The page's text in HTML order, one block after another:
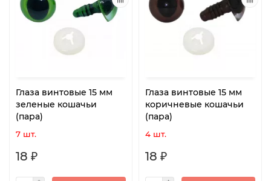
Глаза винтовые 15 мм
зеленые кошачьи
(пара)
7 шт.
18 ₽
Глаза винтовые 15 мм
коричневые кошачьи
(пара)
4 шт.
18 ₽